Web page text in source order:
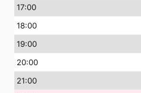
17:00
18:00
19:00
20:00
21:00